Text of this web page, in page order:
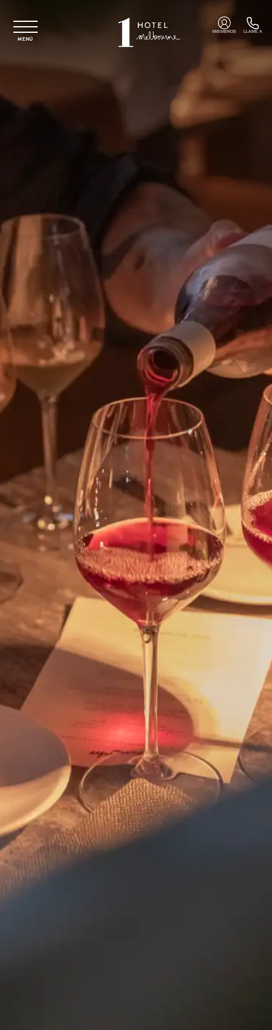
MENÚ
MIEMBROS LLAME A